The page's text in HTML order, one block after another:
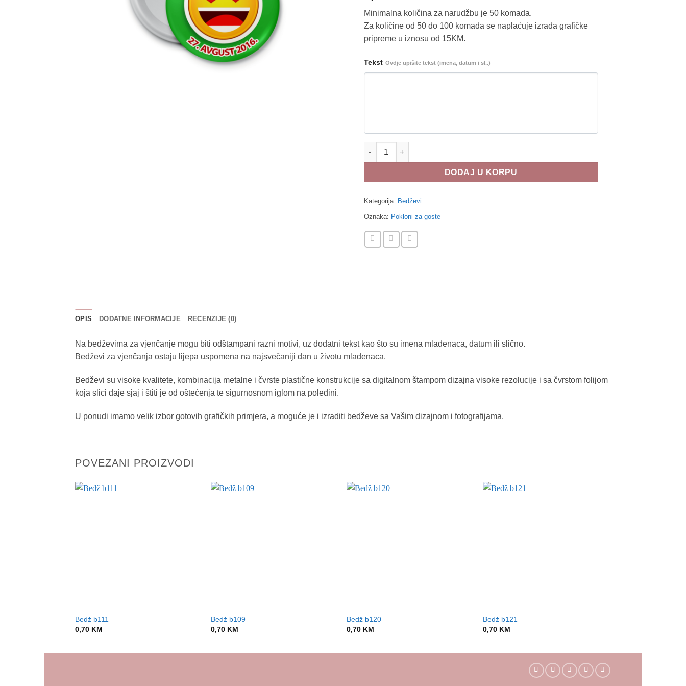
Minimalna količina za narudžbu je 50 komada.
Za količine od 50 do 100 komada se naplaćuje izrada grafičke
pripreme u iznosu od 15KM.
Tekst Ovdje upišite tekst (imena, datum i sl..)
Bedž b185 količina
DODAJ U KORPU
Kategorija: Bedževi
Oznaka: Pokloni za goste
OPIS DODATNE INFORMACIJE RECENZIJE (0)
Na bedževima za vjenčanje mogu biti odštampani razni motivi, uz dodatni tekst kao što su imena mladenaca, datum ili slično.
Bedževi za vjenčanja ostaju lijepa uspomena na najsvečaniji dan u životu mladenaca.
Bedževi su visoke kvalitete, kombinacija metalne i čvrste plastične konstrukcije sa digitalnom štampom dizajna visoke rezolucije i sa čvrstom folijom
koja slici daje sjaj i štiti je od oštećenja te sigurnosnom iglom na poleđini.
U ponudi imamo velik izbor gotovih grafičkih primjera, a moguće je i izraditi bedževe sa Vašim dizajnom i fotografijama.
POVEZANI PROIZVODI
Bedž b111
0,70 KM
Bedž b109
0,70 KM
Bedž b120
0,70 KM
Bedž b121
0,70 KM